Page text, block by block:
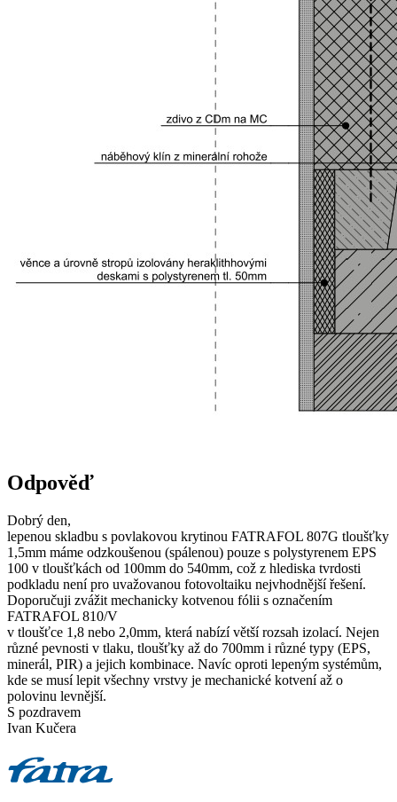
Odpověď
Dobrý den,
lepenou skladbu s povlakovou krytinou FATRAFOL 807G tloušťky
1,5mm máme odzkoušenou (spálenou) pouze s polystyrenem EPS
100 v tloušťkách od 100mm do 540mm, což z hlediska tvrdosti
podkladu není pro uvažovanou fotovoltaiku nejvhodnější řešení.
Doporučuji zvážit mechanicky kotvenou fólii s označením
FATRAFOL 810/V
v tloušťce 1,8 nebo 2,0mm, která nabízí větší rozsah izolací. Nejen
různé pevnosti v tlaku, tloušťky až do 700mm i různé typy (EPS,
minerál, PIR) a jejich kombinace. Navíc oproti lepeným systémům,
kde se musí lepit všechny vrstvy je mechanické kotvení až o
polovinu levnější.
S pozdravem
Ivan Kučera